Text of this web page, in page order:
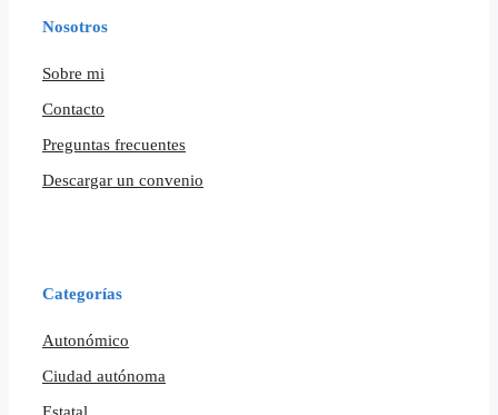
Nosotros
Sobre mi
Contacto
Preguntas frecuentes
Descargar un convenio
Categorías
Autonómico
Ciudad autónoma